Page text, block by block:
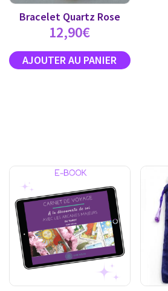
Bracelet Quartz Rose
12,90€